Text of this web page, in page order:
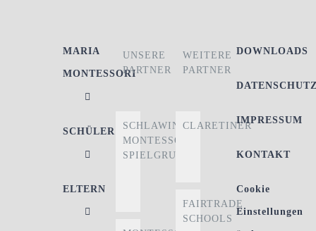
MARIA
MONTESSORI
SCHÜLER
ELTERN
UNSERE
PARTNER
SCHLAWINER
MONTESSORI-
SPIELGRUPPE
WEITERE
PARTNER
CLARETINER
FAIRTRADE
SCHOOLS
DOWNLOADS
IMPRESSUM
KONTAKT
Cookie
Einstellungen